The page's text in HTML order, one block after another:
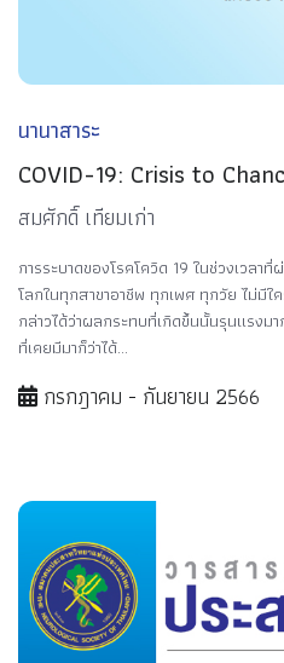
นานาสาระ
COVID-19: Crisis to
สมศักดิ์ เทียมเก่า
การระบาดของโรคโควิด 19 ในช่วงเวล
โลกในทุกสาขาอาชีพ ทุกเพศ ทุกวัย ไม่มี
กล่าวได้ว่าผลกระทบที่เกิดขึ้นนั้นรุนแรงม
ที่เคยมีมาก็ว่าได้...
กรกฎาคม - กันยายน 2566